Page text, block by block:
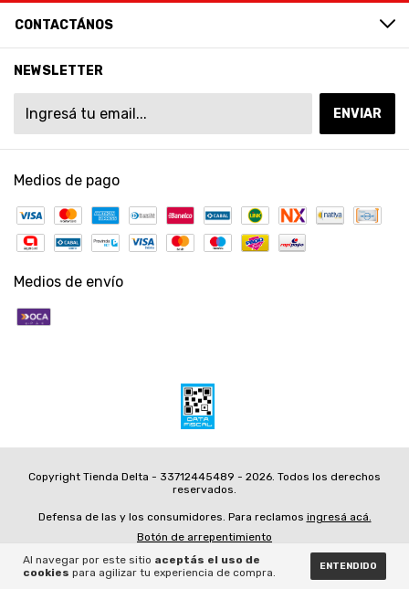
Al navegar por este sitio aceptás el uso de
cookies para agilizar tu experiencia de compra. ENTENDIDO
CONTACTÁNOS
NEWSLETTER
Medios de pago
Medios de envío
Copyright Tienda Delta - 33712445489 - 2026. Todos los derechos
reservados.
Defensa de las y los consumidores. Para reclamos ingresá acá.
Botón de arrepentimiento